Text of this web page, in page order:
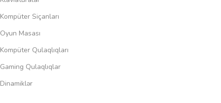
Kompüter Siçanları
Oyun Masası
Kompüter Qulaqlıqları
Gaming Qulaqlıqlar
Dinamiklər